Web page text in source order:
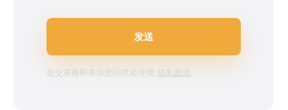
发送
提交表格即表示您同意处理受 隐私政策 .